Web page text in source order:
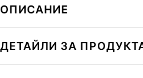
ОПИСАНИЕ
ДЕТАЙЛИ ЗА